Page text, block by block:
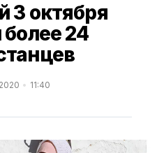
3 октября
24
11:40